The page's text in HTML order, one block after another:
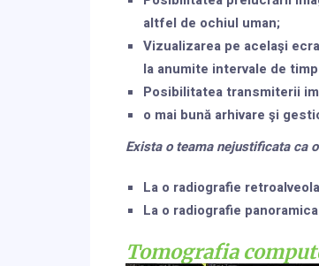
altfel de ochiul uman;
Vizualizarea pe acelaşi
la anumite intervale de
Posibilitatea transmiterii
o mai bună arhivare şi
Exista o teama nejustificata ca
La o radiografie
La o radiografie
Tomografia